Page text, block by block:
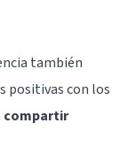
también
positivas con los
compartir